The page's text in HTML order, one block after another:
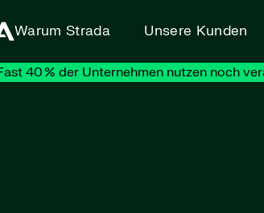
Warum Strada Unsere Kunden
40 % der Unternehmen nutzen noch